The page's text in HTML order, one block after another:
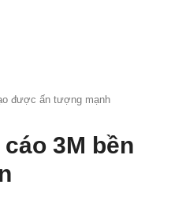
được ấn tượng mạnh
3M bền